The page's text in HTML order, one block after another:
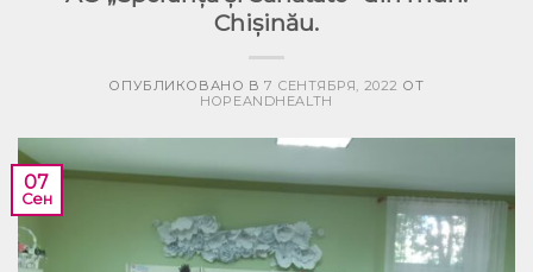
Chișinău.
ОПУБЛИКОВАНО В 7 СЕНТЯБРЯ, 2022 ОТ
HOPEANDHEALTH
07
Сен